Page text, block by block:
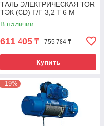
ТАЛЬ ЭЛЕКТРИЧЕСКАЯ TOR
ТЭК (CD) Г/П 3,2 Т 6 М
В наличии
611 405 ₸ 755 784 ₸
Купить
–19%